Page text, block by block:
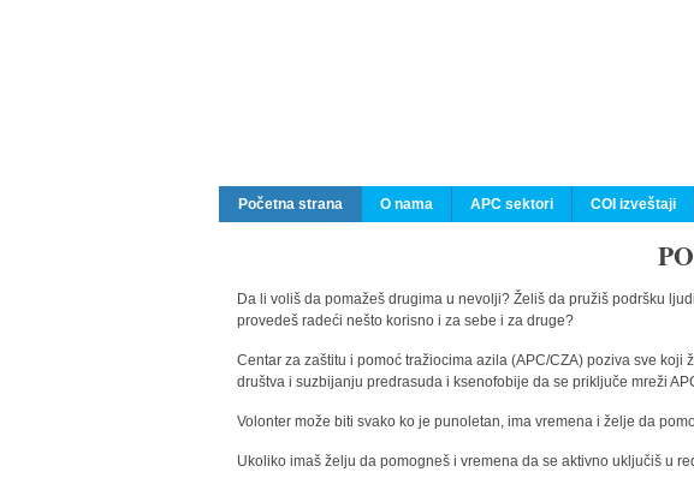
Početna strana
O nama APC sektori COI izveštaji
Da li voliš da pomažeš drugima u nevolji? Želiš da pružiš podršku
provedeš radeći nešto korisno i za sebe i za druge?
Centar za zaštitu i pomoć tražiocima azila (APC/CZA) poziva sve
društva i suzbijanju predrasuda i ksenofobije da se priključe mreži
Volonter može biti svako ko je punoletan, ima vremena i želje da
Ukoliko imaš želju da pomogneš i vremena da se aktivno uključiš u